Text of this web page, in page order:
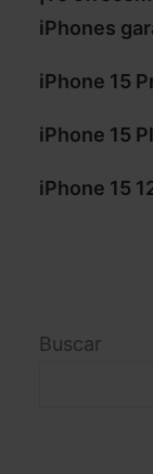
iPhones
iPhone 15
iPhone 15
iPhone 15
Buscar